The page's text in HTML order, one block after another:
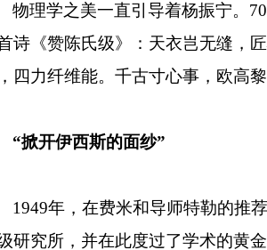
物理学之美一直引导着杨振宁。
诗《赞陈氏级》：天衣岂无缝，
四力纤维能。千古寸心事，欧高
“掀开伊西斯的面纱”
1949年，在费米和导师特勒的推
研究所，并在此度过了学术的黄